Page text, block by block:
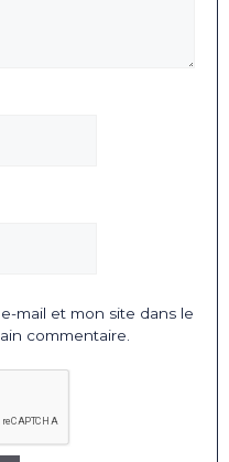
mail et mon site dans le
commentaire.